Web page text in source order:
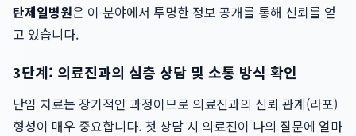
탄제일병원은 이 분야에서 투명한 정보 공개를 통해 신뢰를 얻
고 있습니다.
3단계: 의료진과의 심층 상담 및 소통 방식 확인
난임 치료는 장기적인 과정이므로 의료진과의 신뢰 관계(라포)
형성이 매우 중요합니다. 첫 상담 시 의료진이 나의 질문에 얼마